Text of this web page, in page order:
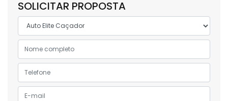
SOLICITAR PROPOSTA